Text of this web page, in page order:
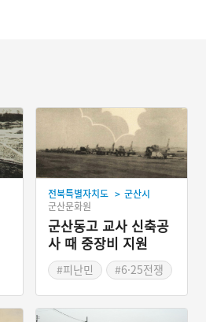
전북특별자치도 > 군산시
군산문화원
군산동고 교사 신축공
사 때 중장비 지원
#피난민
#6·25전쟁
#재건
#미공군